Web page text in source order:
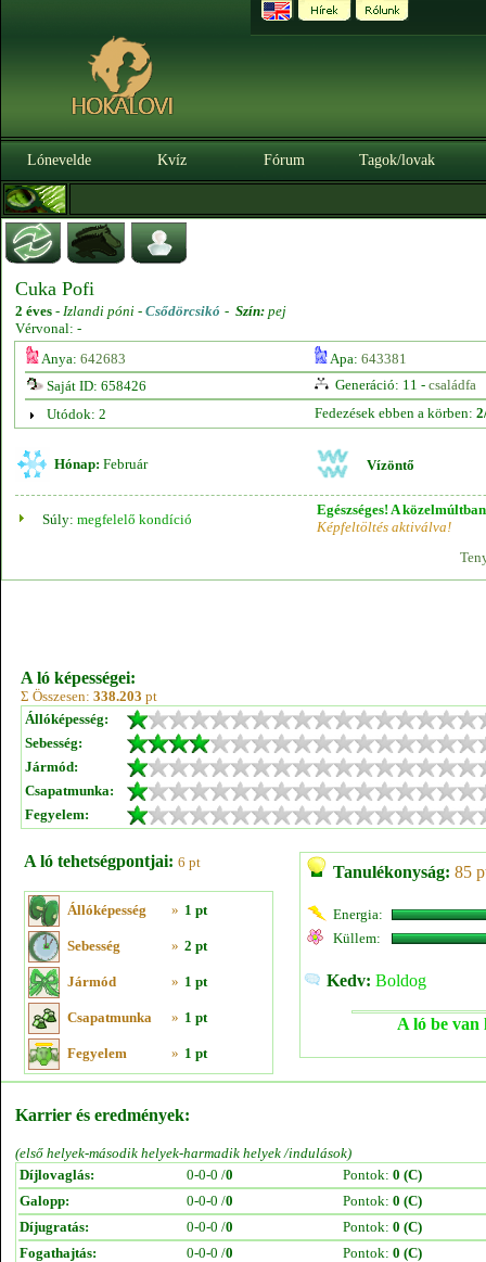
Lónevelde Kvíz Fórum Tagok/lovak
Cuka Pofi
2 éves - Izlandi póni - Csődörcsikó - Szín: pej
Vérvonal: -
Anya: 642683 Apa: 643381
Saját ID: 658426
Generáció: 11 - családfa
Utódok: 2
Fedezések ebben a körben:
Hónap: Február Vízöntő
Súly: megfelelő kondíció
Egészséges! A
Képfeltöltés aktiválva!
A ló képességei:
Σ Összesen: 338.203 pt
Állóképesség:
Sebesség:
Jármód:
Csapatmunka:
Fegyelem:
A ló tehetségpontjai: 6 pt
Állóképesség » 1 pt
Sebesség » 2 pt
Jármód » 1 pt
Csapatmunka » 1 pt
Fegyelem » 1 pt
Tanulékonyság: 85
Energia:
Küllem:
Kedv: Boldog
A ló be van
Karrier és eredmények:
(első helyek-második helyek-harmadik helyek /indulások)
Díjlovaglás:
0-0-0 /0 Pontok: 0 (C)
Galopp:
0-0-0 /0 Pontok: 0 (C)
Díjugratás:
0-0-0 /0 Pontok: 0 (C)
Fogathajtás:
0-0-0 /0 Pontok: 0 (C)